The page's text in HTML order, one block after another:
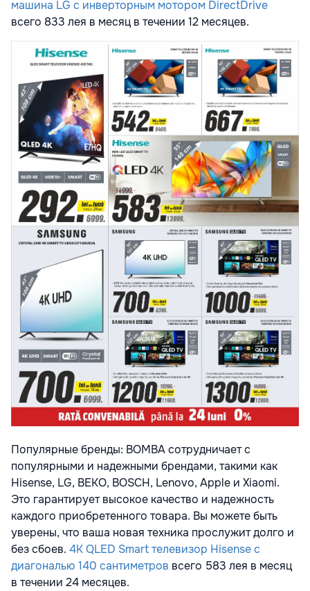
машина LG c инверторным мотором DirectDrive
всего 833 лея в месяц в течении 12 месяцев.
Популярные бренды: BOMBA сотрудничает с
популярными и надежными брендами, такими как
Hisense, LG, BEKO, BOSCH, Lenovo, Apple и Xiaomi.
Это гарантирует высокое качество и надежность
каждого приобретенного товара. Вы можете быть
уверены, что ваша новая техника прослужит долго и
без сбоев. 4K QLED Smart телевизор Hisense с
диагональю 140 сантиметров всего 583 лея в месяц
в течении 24 месяцев.